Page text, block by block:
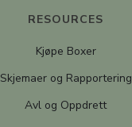
RESOURCES
Kjøpe Boxer
Skjemaer og Rapportering
Avl og Oppdrett